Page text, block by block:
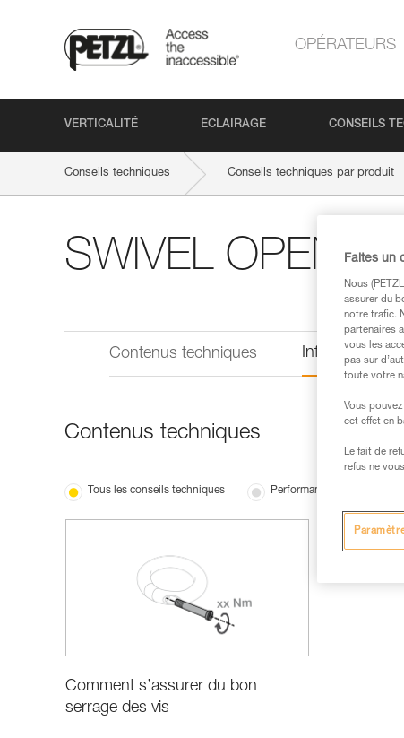
OPÉRATEURS
VERTICALITÉ ECLAIRAGE CONSEILS
Conseils techniques Conseils techniques par produit
SWIVEL OPEN
Contenus techniques Informations
Contenus techniques
Tous les conseils techniques Performance et information
Comment s’assurer du bon
serrage des vis
Faites un
Nous
assurer du
notre trafic.
partenaires
vous les
pas sur
toute votre
Vous
cet effet en
Le fait de
refus ne